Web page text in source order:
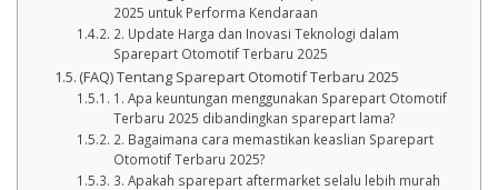
2025 untuk Performa Kendaraan
2. Update Harga dan Inovasi Teknologi dalam
Sparepart Otomotif Terbaru 2025
(FAQ) Tentang Sparepart Otomotif Terbaru 2025
1. Apa keuntungan menggunakan Sparepart Otomotif
Terbaru 2025 dibandingkan sparepart lama?
2. Bagaimana cara memastikan keaslian Sparepart
Otomotif Terbaru 2025?
3. Apakah sparepart aftermarket selalu lebih murah